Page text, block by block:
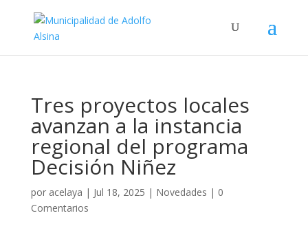
Tres proyectos locales
avanzan a la instancia
regional del programa
Decisión Niñez
por acelaya | Jul 18, 2025 | Novedades | 0
Comentarios